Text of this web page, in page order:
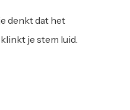
denkt dat het
je stem luid.